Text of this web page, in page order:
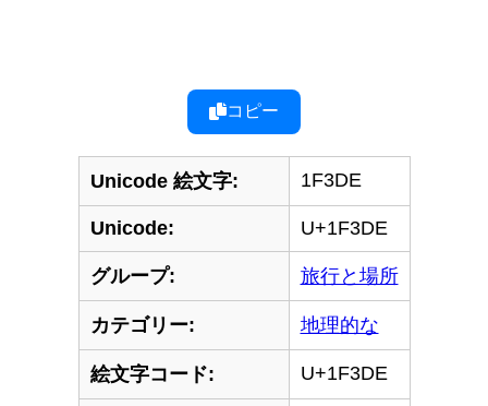
コピー
Unicode 絵文字: 1F3DE
Unicode: U+1F3DE
グループ: 旅行と場所
カテゴリー: 地理的な
絵文字コード: U+1F3DE